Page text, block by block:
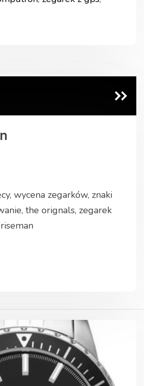
wycena zegarków, znaki
the orignals, zegarek